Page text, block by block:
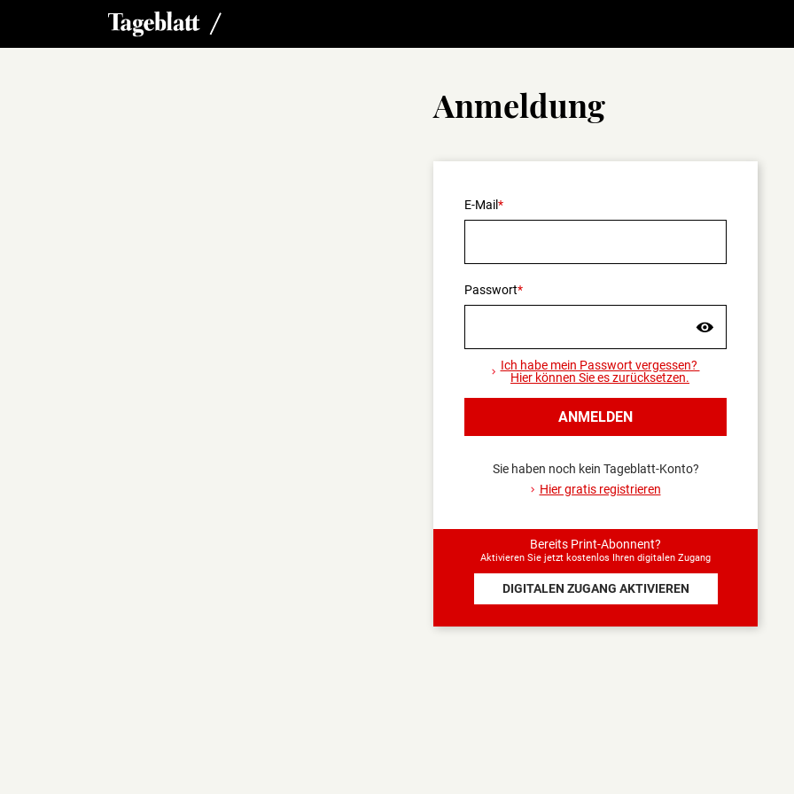
Sind Sie sicher, dass Sie
sich abmelden wollen?
die Abonnenten
vorbehalten sind.
JA NEIN
Anmeldung
E-Mail
Passwort
Ich habe mein Passwort vergessen?
Hier können Sie es zurücksetzen.
ANMELDEN
Sie haben noch kein Tageblatt-Konto?
Hier gratis registrieren
Bereits Print-Abonnent?
Aktivieren Sie jetzt kostenlos Ihren digitalen Zugang
DIGITALEN ZUGANG AKTIVIEREN